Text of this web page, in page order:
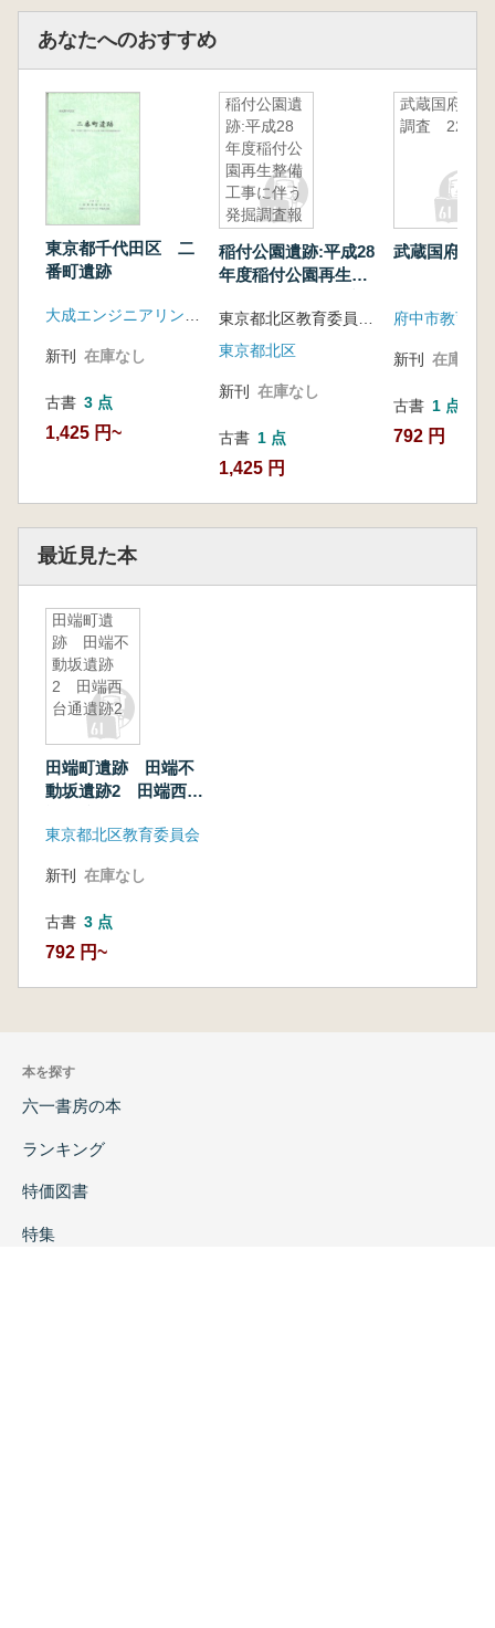
あなたへのおすすめ
東京都千代田区 二
番町遺跡
新刊 在庫なし
古書 3 点
1,425 円~
稲付公園遺
跡:平成28
年度稲付公
園再生整備
工事に伴う
発掘調査報
稲付公園遺跡:平成28
年度稲付公園再生整
査報告
東京都北区
新刊 在庫なし
古書 1 点
1,425 円
武蔵国府の
調査 22
武蔵国府の
新刊 在庫なし
古書 1 点
792 円
最近見た本
田端町遺
跡 田端不
動坂遺跡
2 田端西
台通遺跡2
田端町遺跡 田端不
動坂遺跡2 田端西台
東京都北区教育委員会
新刊 在庫なし
古書 3 点
792 円~
本を探す
六一書房の本
ランキング
特価図書
特集